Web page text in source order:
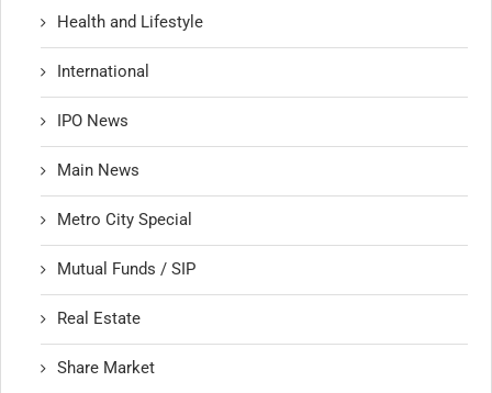
Health and Lifestyle
International
IPO News
Main News
Metro City Special
Mutual Funds / SIP
Real Estate
Share Market